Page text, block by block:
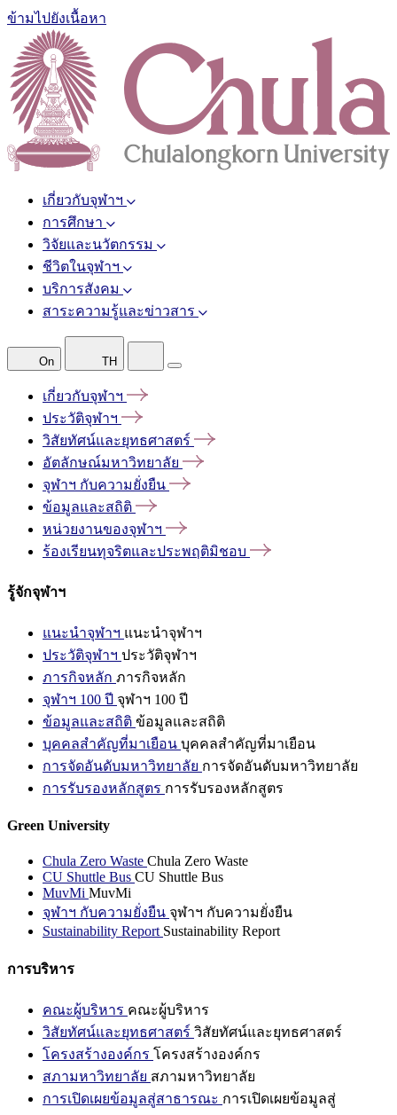
ข้ามไปยังเนื้อหา
เกี่ยวกับจุฬาฯ
การศึกษา
วิจัยและนวัตกรรม
ชีวิตในจุฬาฯ
บริการสังคม
สาระความรู้และข่าวสาร
On TH
เกี่ยวกับจุฬาฯ
ประวัติจุฬาฯ
วิสัยทัศน์และยุทธศาสตร์
อัตลักษณ์มหาวิทยาลัย
จุฬาฯ กับความยั่งยืน
ข้อมูลและสถิติ
หน่วยงานของจุฬาฯ
ร้องเรียนทุจริตและประพฤติมิชอบ
รู้จักจุฬาฯ
แนะนำจุฬาฯ แนะนำจุฬาฯ
ประวัติจุฬาฯ ประวัติจุฬาฯ
ภารกิจหลัก ภารกิจหลัก
จุฬาฯ 100 ปี จุฬาฯ 100 ปี
ข้อมูลและสถิติ ข้อมูลและสถิติ
บุคคลสำคัญที่มาเยือน บุคคลสำคัญที่มาเยือน
การจัดอันดับมหาวิทยาลัย การจัดอันดับมหาวิทยาลัย
การรับรองหลักสูตร การรับรองหลักสูตร
Green University
Chula Zero Waste Chula Zero Waste
CU Shuttle Bus CU Shuttle Bus
MuvMi MuvMi
จุฬาฯ กับความยั่งยืน จุฬาฯ กับความยั่งยืน
Sustainability Report Sustainability Report
การบริหาร
คณะผู้บริหาร คณะผู้บริหาร
วิสัยทัศน์และยุทธศาสตร์ วิสัยทัศน์และยุทธศาสตร์
โครงสร้างองค์กร โครงสร้างองค์กร
สภามหาวิทยาลัย สภามหาวิทยาลัย
การเปิดเผยข้อมูลสู่สาธารณะ การเปิดเผยข้อมูลสู่